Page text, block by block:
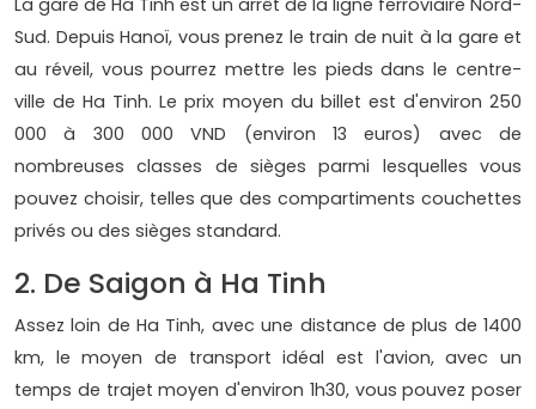
La gare de Ha Tinh est un arrêt de la ligne ferroviaire Nord-
Sud. Depuis Hanoï, vous prenez le train de nuit à la gare et
au réveil, vous pourrez mettre les pieds dans le centre-
ville de Ha Tinh. Le prix moyen du billet est d'environ 250
000 à 300 000 VND (environ 13 euros) avec de
nombreuses classes de sièges parmi lesquelles vous
pouvez choisir, telles que des compartiments couchettes
privés ou des sièges standard.
2. De Saigon à Ha Tinh
Assez loin de Ha Tinh, avec une distance de plus de 1400
km, le moyen de transport idéal est l'avion, avec un
temps de trajet moyen d'environ 1h30, vous pouvez poser